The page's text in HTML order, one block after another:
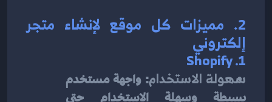
2. مميزات كل موقع لإنشاء متجر
إلكتروني
1. Shopify
سهولة الاستخدام